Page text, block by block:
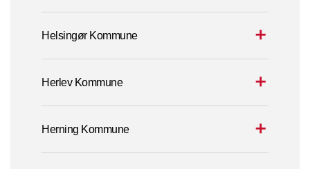
Helsingør Kommune
Herlev Kommune
Herning Kommune